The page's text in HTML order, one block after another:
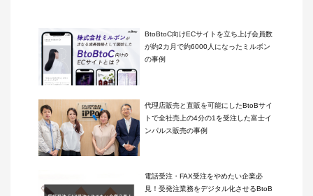
BtoBtoC向けECサイトを立ち上げ会員数
が約2カ月で約6000人になったミルボン
の事例
代理店販売と直販を可能にしたBtoBサイ
トで全社売上の4分の1を受注した富士イ
ンパルス販売の事例
電話受注・FAX受注をやめたい企業必
見！受発注業務をデジタル化させるBtoB